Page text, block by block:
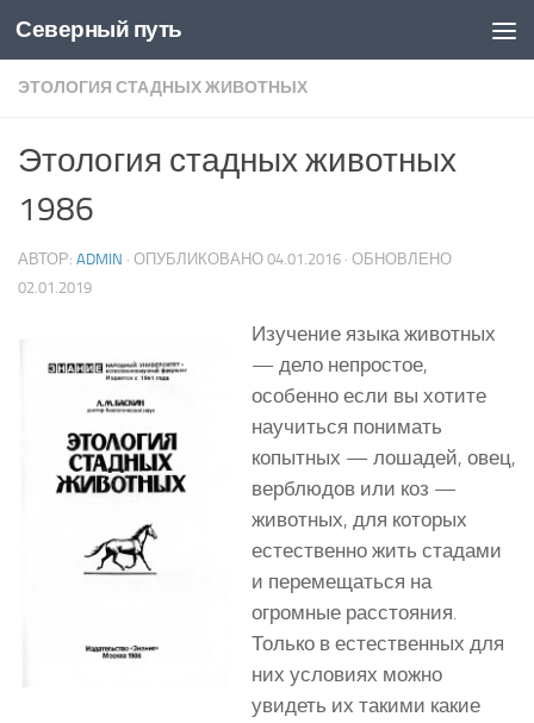
Skip to content
Северный путь
ЭТОЛОГИЯ СТАДНЫХ ЖИВОТНЫХ
Этология стадных животных
1986
АВТОР: ADMIN · ОПУБЛИКОВАНО 04.01.2016 · ОБНОВЛЕНО
02.01.2019
Изучение языка животных
— дело непростое,
особенно если вы хотите
научиться понимать
копытных — лошадей, овец,
верблюдов или коз —
животных, для которых
естественно жить стадами
и перемещаться на
огромные расстояния.
Только в естественных для
них условиях можно
увидеть их такими какие